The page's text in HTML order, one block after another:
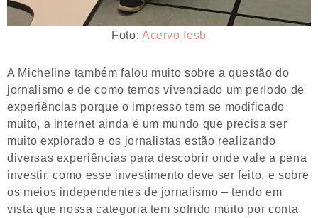
Foto: Acervo Iesb
A Micheline também falou muito sobre a questão do
jornalismo e de como temos vivenciado um período de
experiências porque o impresso tem se modificado
muito, a internet ainda é um mundo que precisa ser
muito explorado e os jornalistas estão realizando
diversas experiências para descobrir onde vale a pena
investir, como esse investimento deve ser feito, e sobre
os meios independentes de jornalismo – tendo em
vista que nossa categoria tem sofrido muito por conta